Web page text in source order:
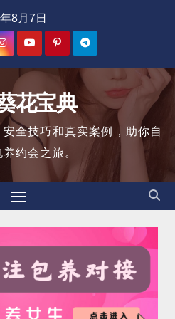
8月7日
花宝典
全技巧和真实案例，助你自
约会之旅。